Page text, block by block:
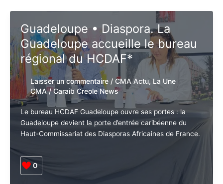
Guadeloupe • Diaspora. La
Guadeloupe accueille le bureau
régional du HCDAF*
Laisser un commentaire / CMA Actu, La Une
CMA/Caraib Creole News
Le bureau HCDAF Guadeloupe ouvre ses portes : la
Guadeloupe devient la porte d’entrée caribéenne du
Haut-Commissariat des Diasporas Africaines de France.
0